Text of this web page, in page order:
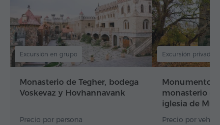
Excursión en grupo
Monasterio de Tegher, bodega
Voskevaz y Hovhannavank
Precio por persona
Excursión privada
Monumento
monasterio
iglesia de
monasterio…
Precio por